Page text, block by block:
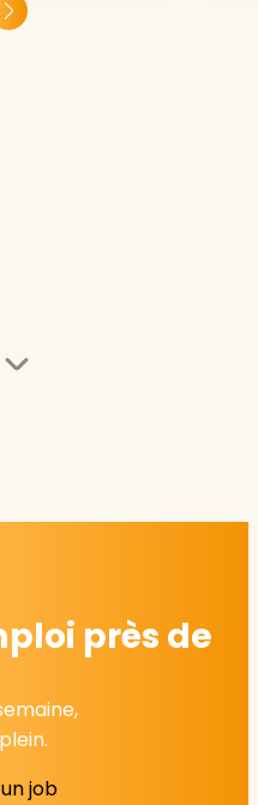
près de
job